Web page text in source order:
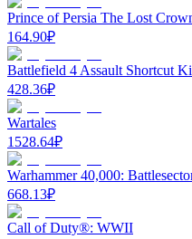
Prince of Persia The Lost
164.90₽
Battlefield 4 Assault Shortcut
428.36₽
Wartales
1528.64₽
Warhammer 40,000:
668.13₽
Call of Duty®: WWII